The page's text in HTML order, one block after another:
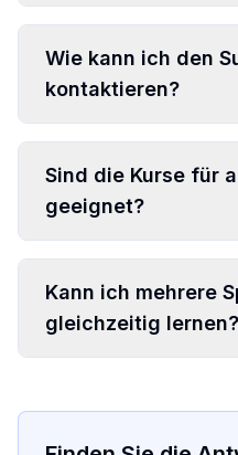
Wie kann ich den
kontaktieren?
Sind die Kurse für
geeignet?
Kann ich mehrere
gleichzeitig lernen?